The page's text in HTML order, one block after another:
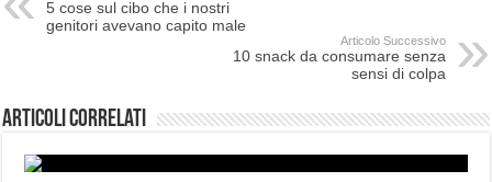
5 cose sul cibo che i nostri
genitori avevano capito male
Articolo Successivo
10 snack da consumare senza
sensi di colpa
Articoli correlati